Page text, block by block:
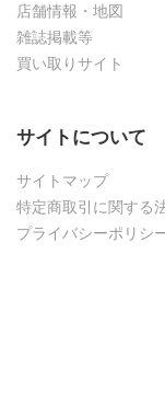
店舗情報・地図
雑誌掲載等
買い取りサイト
サイトについて
サイトマップ
特定商取引に関する
プライバシーポリシ